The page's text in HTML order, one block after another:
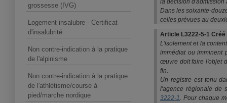
grossesse (IVG)
Logement insalubre - Certificat
d'insalubrité
Non contre-indication à la pratique
de l'alpinisme
Non contre-indication à la pratique
de l'athlétisme/course à
pied/marche nordique
la décision d'admission
Dans les soixante-
celles prévues au
Article L3222-5-1
L'isolement et la
immédiat ou imminent
œuvre doit faire l'objet
fin.
Un registre est tenu
l'agence régionale de
3222-1. Pour chaque